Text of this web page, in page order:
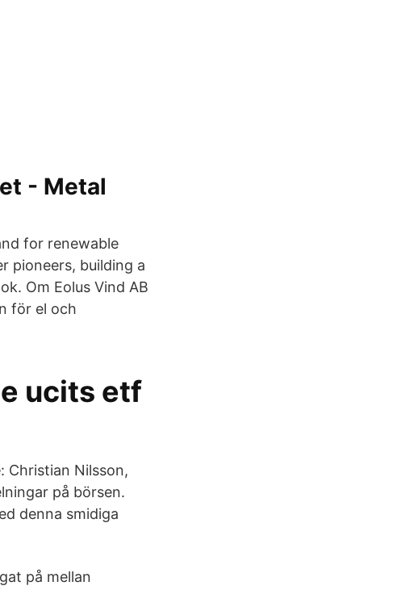
- Metal
for renewable
pioneers, building a
Om Eolus Vind AB
för el och
ucits etf
Christian Nilsson,
på börsen.
denna smidiga
på mellan